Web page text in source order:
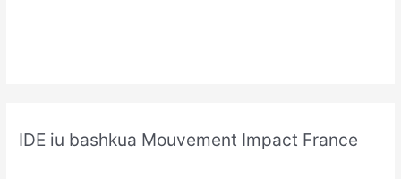
IDE iu bashkua Mouvement Impact France